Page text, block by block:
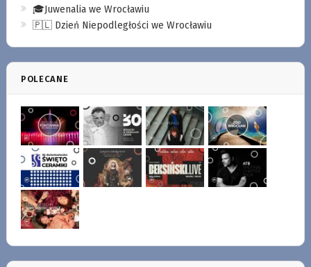
🎓Juwenalia we Wrocławiu
🇵🇱 Dzień Niepodległości we Wrocławiu
POLECANE